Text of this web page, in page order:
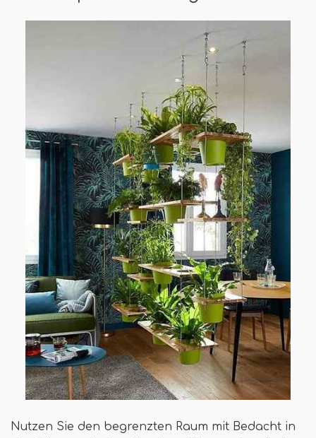
Nutzen Sie den begrenzten Raum mit Bedacht in